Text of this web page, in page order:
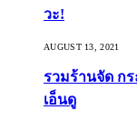
วะ!
AUGUST 13, 2021
รวมร้านจัด กร
เอ็นดู